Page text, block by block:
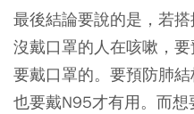
最後結論要說的是，若
沒戴口罩的人在咳嗽，
要戴口罩的。要預防肺
也要戴N95才有用。而想